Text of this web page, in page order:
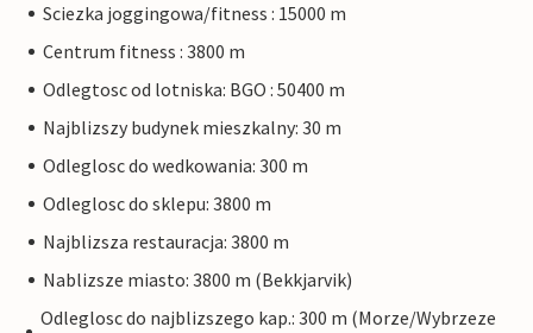
Sciezka joggingowa/fitness : 15000 m
Centrum fitness : 3800 m
Odlegtosc od lotniska: BGO : 50400 m
Najblizszy budynek mieszkalny: 30 m
Odleglosc do wedkowania: 300 m
Odleglosc do sklepu: 3800 m
Najblizsza restauracja: 3800 m
Nablizsze miasto: 3800 m (Bekkjarvik)
Odleglosc do najblizszego kap.: 300 m (Morze/Wybrzeze